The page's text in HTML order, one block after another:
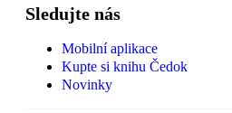
Sledujte nás
Mobilní aplikace
Kupte si knihu Čedok
Novinky